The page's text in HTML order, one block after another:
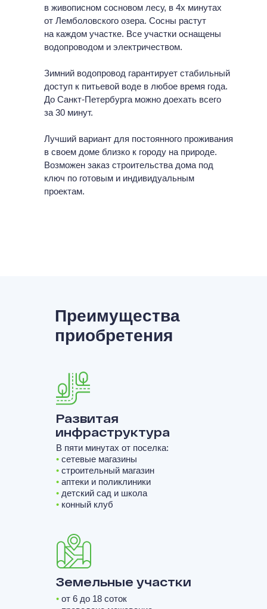
в живописном сосновом лесу, в 4х минутах
от Лемболовского озера. Сосны растут
на каждом участке. Все участки оснащены
водопроводом и электричеством.
Зимний водопровод гарантирует стабильный
доступ к питьевой воде в любое время года.
До Санкт-Петербурга можно доехать всего
за 30 минут.
Лучший вариант для постоянного проживания
в своем доме близко к городу на природе.
Возможен заказ строительства дома под
ключ по готовым и индивидуальным
проектам.
Преимущества
приобретения
Развитая
инфраструктура
В пяти минутах от поселка:
• сетевые магазины
• строительный магазин
• аптеки и поликлиники
• детский сад и школа
• конный клуб
Земельные участки
• от 6 до 18 соток